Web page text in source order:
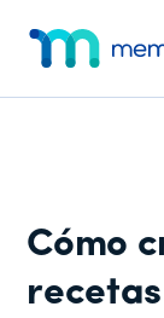
contenido
principal
barra
de
adicional
en
uno
Cómo